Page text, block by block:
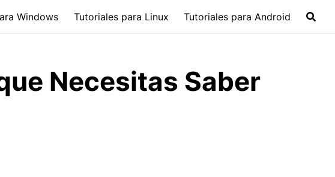
Windows Tutoriales para Linux Tutoriales para Android
Necesitas Saber